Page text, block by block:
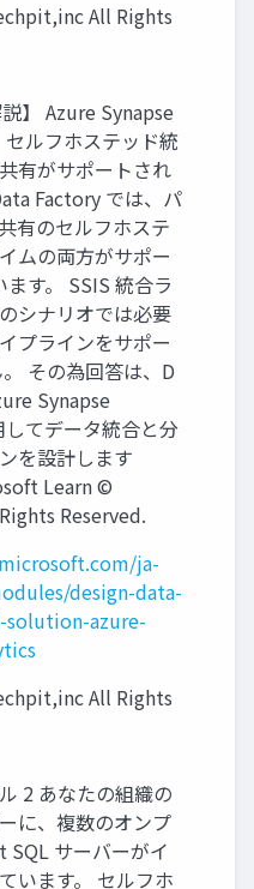
All Rights
説】 Azure Synapse
ルフホステッド統
有がサポートされ
Factory では、パ
有のセルフホステ
ムの両方がサポー
ます。 SSIS 統合ラ
シナリオでは必要
プラインをサポー
その為回答は、D
Synapse
てデータ統合と分
を設計します
Learn ©
Reserved.
ja-
design-data-
azure-
All Rights
2 あなたの組織の
に、複数のオンプ
SQL サーバーがイ
います。 セルフホ